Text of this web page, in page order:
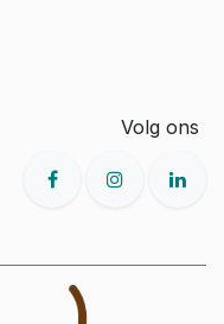
Volg ons